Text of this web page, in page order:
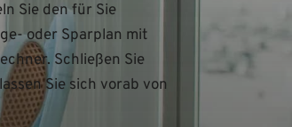
Sie den für Sie
oder Sparplan mit
Schließen Sie
Sie sich vorab von